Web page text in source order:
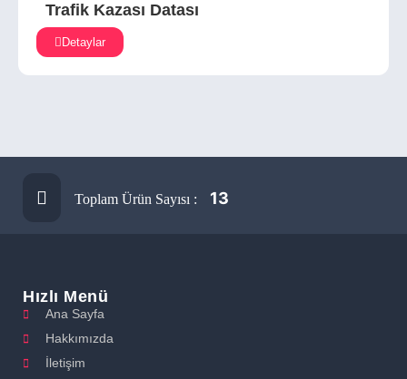
Trafik Kazası Datası
Detaylar
Toplam Ürün Sayısı : 13
Hızlı Menü
Ana Sayfa
Hakkımızda
İletişim